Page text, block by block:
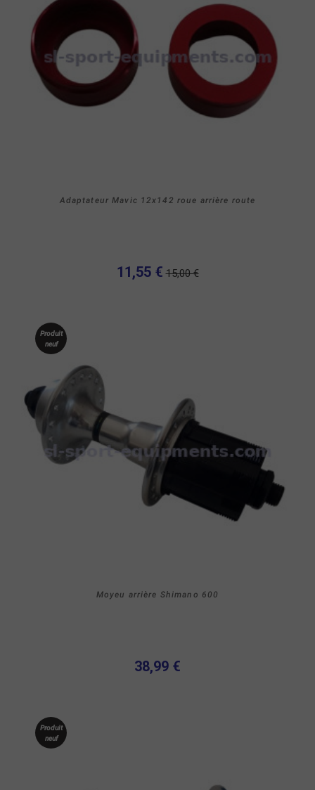
Adaptateur Mavic 12x142 roue arrière route
11,55 € 15,00 €
Produit
neuf
Moyeu arrière Shimano 600
38,99 €
Produit
neuf